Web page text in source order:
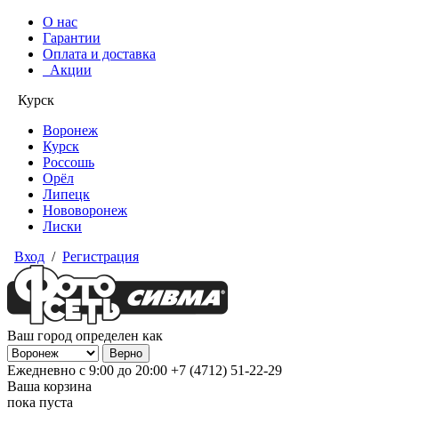
О нас
Гарантии
Оплата и доставка
Акции
Курск
Воронеж
Курск
Россошь
Орёл
Липецк
Нововоронеж
Лиски
Вход / Регистрация
Ваш город определен как
Ежедневно с 9:00 до 20:00 +7 (4712) 51-22-29
Ваша корзина
пока пуста